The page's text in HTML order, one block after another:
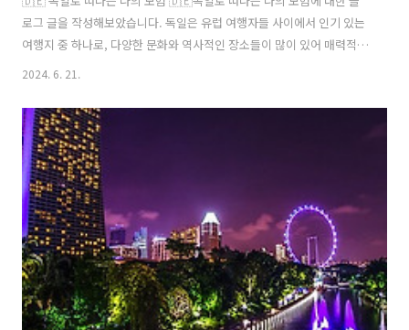
로그 글을 작성해보았습니다. 독일은 유럽 여행자들 사이에서 인기 있는
여행지 중 하나로, 다양한 문화와 역사적인 장소들이 많이 있어 매력적인
곳입니다. 나는 독일로 떠나서 새로운 경험과 추억을 만들고 싶었고, 그
성 🏰독일에 도착해서 가장 먼저 방문한 곳은 뮌헨의 뉘른베르크성이었
습니다. 이 곳은 중세 시대의 멋진 성으로 유명하며, 성 내부와 외부의 아
름다운 건축물과 정원을 산책하며 마음을 달랬습니다. 또한, 성 꼭대기에
서 바라본 뮌헨의 전망은 정말 멋있었습니다.🍺 두 번째 정복: 바이에른
지방의 맥주 축제 🍺독일을 여행하면서 빠질 수 없는 것 중 하나는 바..
2024. 6. 21.